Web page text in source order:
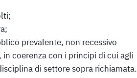
prevalente, non recessivo
coerenza con i principi di cui agli
di settore sopra richiamata.